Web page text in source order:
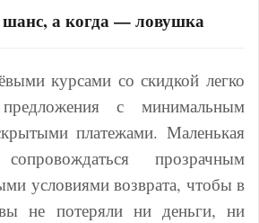
а когда — ловушка
курсами со скидкой легко
с минимальным
платежами. Маленькая
прозрачным
условиями возврата, чтобы в
не потеряли ни деньги, ни